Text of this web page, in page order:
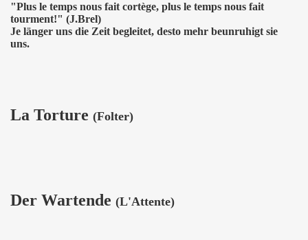
"Plus le temps nous fait cortège, plus le temps nous fait
tourment!" (J.Brel)
Je länger uns die Zeit begleitet, desto mehr beunruhigt sie
uns.
La Torture (Folter)
Der Wartende (L'Attente)